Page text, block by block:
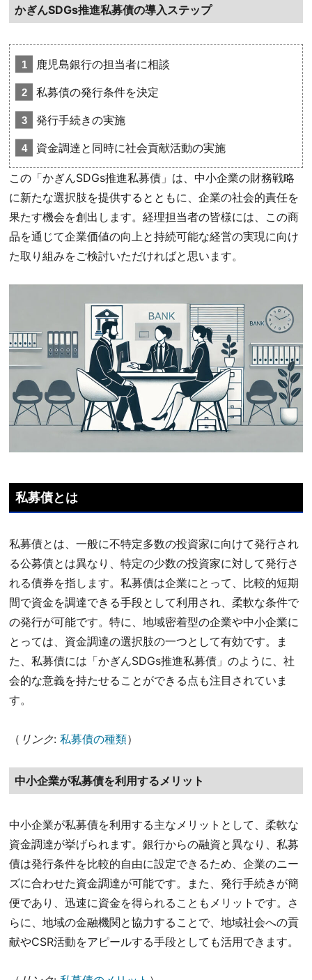
かぎんSDGs推進私募債の導入ステップ
鹿児島銀行の担当者に相談
私募債の発行条件を決定
発行手続きの実施
資金調達と同時に社会貢献活動の実施
この「かぎんSDGs推進私募債」は、中小企業の財務戦略
に新たな選択肢を提供するとともに、企業の社会的責任を
果たす機会を創出します。経理担当者の皆様には、この商
品を通じて企業価値の向上と持続可能な経営の実現に向け
た取り組みをご検討いただければと思います。
私募債とは
私募債とは、一般に不特定多数の投資家に向けて発行され
る公募債とは異なり、特定の少数の投資家に対して発行さ
れる債券を指します。私募債は企業にとって、比較的短期
間で資金を調達できる手段として利用され、柔軟な条件で
の発行が可能です。特に、地域密着型の企業や中小企業に
とっては、資金調達の選択肢の一つとして有効です。ま
た、私募債には「かぎんSDGs推進私募債」のように、社
会的な意義を持たせることができる点も注目されていま
す。
（ リンク:私募債の種類）
中小企業が私募債を利用するメリット
中小企業が私募債を利用する主なメリットとして、柔軟な
資金調達が挙げられます。銀行からの融資と異なり、私募
債は発行条件を比較的自由に設定できるため、企業のニー
ズに合わせた資金調達が可能です。また、発行手続きが簡
便であり、迅速に資金を得られることもメリットです。さ
らに、地域の金融機関と協力することで、地域社会への貢
献やCSR活動をアピールする手段としても活用できます。